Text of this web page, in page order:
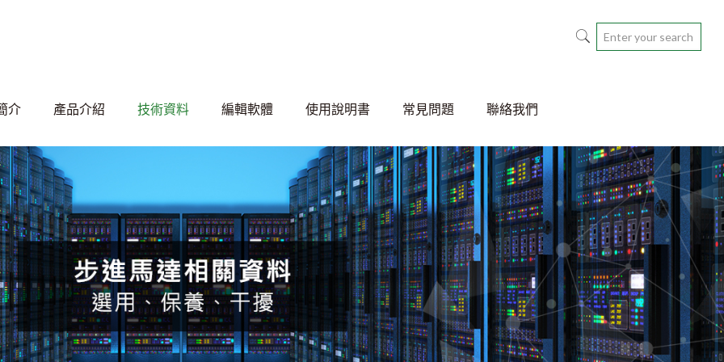
介 產品介紹 技術資料 編輯軟體 使用說明書 常見問題 聯絡我們